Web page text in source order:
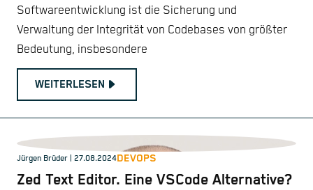
Softwareentwicklung ist die Sicherung und
Verwaltung der Integrität von Codebases von größter
Bedeutung, insbesondere
WEITERLESEN
Jürgen Brüder | 27.08.2024DEVOPS
Zed Text Editor. Eine VSCode Alternative?